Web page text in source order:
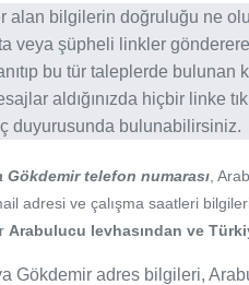
alan bilgilerin doğruluğu ne
veya şüpheli linkler
bu tür taleplerde bulunan
aldığınızda hiçbir linke
duyurusunda bulunabilirsiniz.
telefon numarası ,
adresi ve çalışma saatleri
Arabulucu levhasından ve
Gökdemir adres bilgileri,